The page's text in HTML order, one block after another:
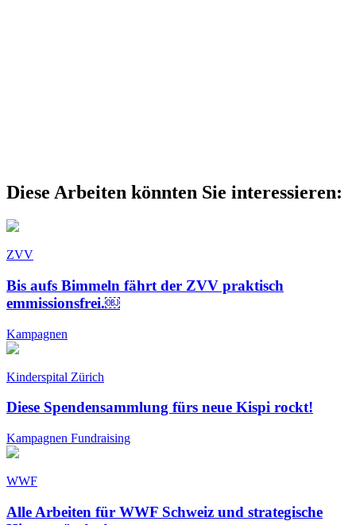
Diese Arbeiten könnten Sie interessieren:
ZVV
Bis aufs Bimmeln fährt der ZVV praktisch
emmissionsfrei.￼
Kampagnen
Kinderspital Zürich
Diese Spendensammlung fürs neue Kispi rockt!
Kampagnen Fundraising
WWF
Alle Arbeiten für WWF Schweiz und strategische